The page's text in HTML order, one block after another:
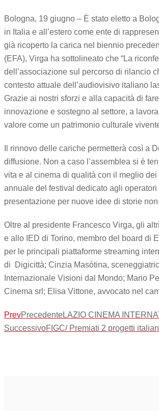
Bologna, 19 giugno – È stato eletto a
in Italia e all’estero come ente di
già ricoperto la carica nel biennio
(EFA), Virga ha sottolineato che “La
dell’associazione sul percorso di rilancio
contesto attuale dell’audiovisivo italiano
Grazie ai nostri sforzi e alla capacità di
innovazione e sostegno al settore, a
valore come un patrimonio culturale
Il rinnovo delle cariche permetterà così a
diffusione. Non a caso l’assemblea si è
vita e al cinema di qualità con il meglio
annuale del festival dedicato agli
presentazione per nuove idee di storie
Oltre al presidente Francesco Virga, gli
e allo IED di Torino, membro del board di
per le principali piattaforme streaming
di Digicittà; Cinzia Masòtina,
Internazionale Visioni dal Mondo; Mario
Cinema srl; Elisa Vittone, avvocato nel
PrevPrecedenteLAZIO CINEMA
SuccessivoFIGC/ Premiati 2 progetti